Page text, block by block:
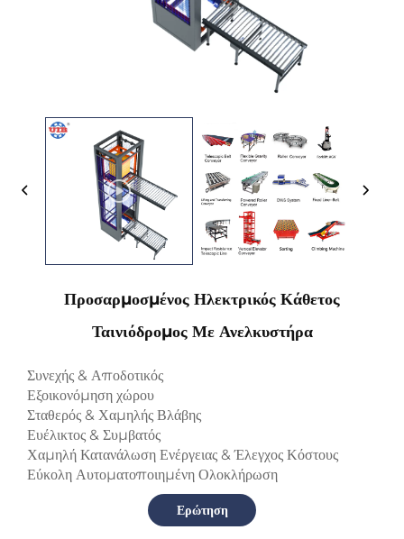
Προσαρμοσμένος Ηλεκτρικός Κάθετος
Ταινιόδρομος Με Ανελκυστήρα
Συνεχής & Αποδοτικός
Εξοικονόμηση χώρου
Σταθερός & Χαμηλής Βλάβης
Ευέλικτος & Συμβατός
Χαμηλή Κατανάλωση Ενέργειας & Έλεγχος Κόστους
Εύκολη Αυτοματοποιημένη Ολοκλήρωση
Ερώτηση